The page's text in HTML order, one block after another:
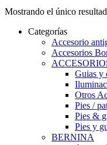
Mostrando el único
Categorías
Accesorio
Accesorios
Guias y
Otros
Pies /
Pies &
Pies y
BERNINA